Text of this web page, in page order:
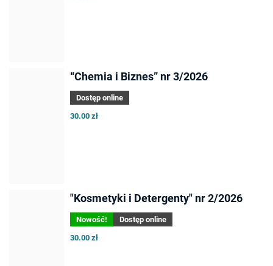
“Chemia i Biznes” nr 3/2026
Dostęp online
30.00 zł
"Kosmetyki i Detergenty" nr 2/2026
Nowość!
Dostęp online
30.00 zł